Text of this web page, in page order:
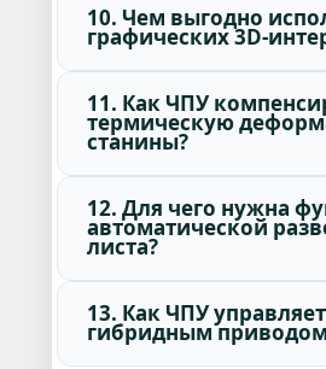
10. Чем выгодно
графических 3D-
11. Как ЧПУ
термическую
станины?
12. Для чего нужна
автоматической
листа?
13. Как ЧПУ управляет
гибридным приводом